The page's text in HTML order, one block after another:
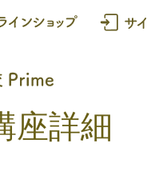
座詳細